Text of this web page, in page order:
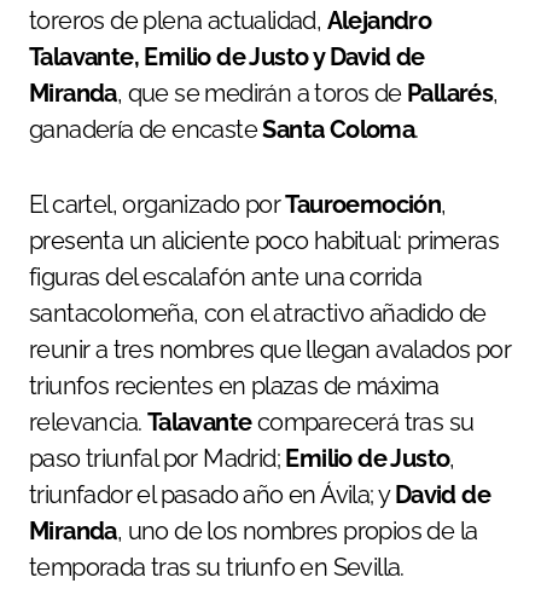
toreros de plena actualidad, Alejandro
Talavante, Emilio de Justo y David de
Miranda, que se medirán a toros de Pallarés,
ganadería de encasteSanta Coloma.
El cartel, organizado porTauroemoción,
presenta un aliciente poco habitual: primeras
figuras del escalafón ante una corrida
santacolomeña, con el atractivo añadido de
reunir a tres nombres que llegan avalados por
triunfos recientes en plazas de máxima
relevancia. Talavantecomparecerá tras su
paso triunfal por Madrid; Emilio de Justo,
triunfador el pasado año en Ávila; yDavid de
Miranda, uno de los nombres propios de la
temporada tras su triunfo en Sevilla.